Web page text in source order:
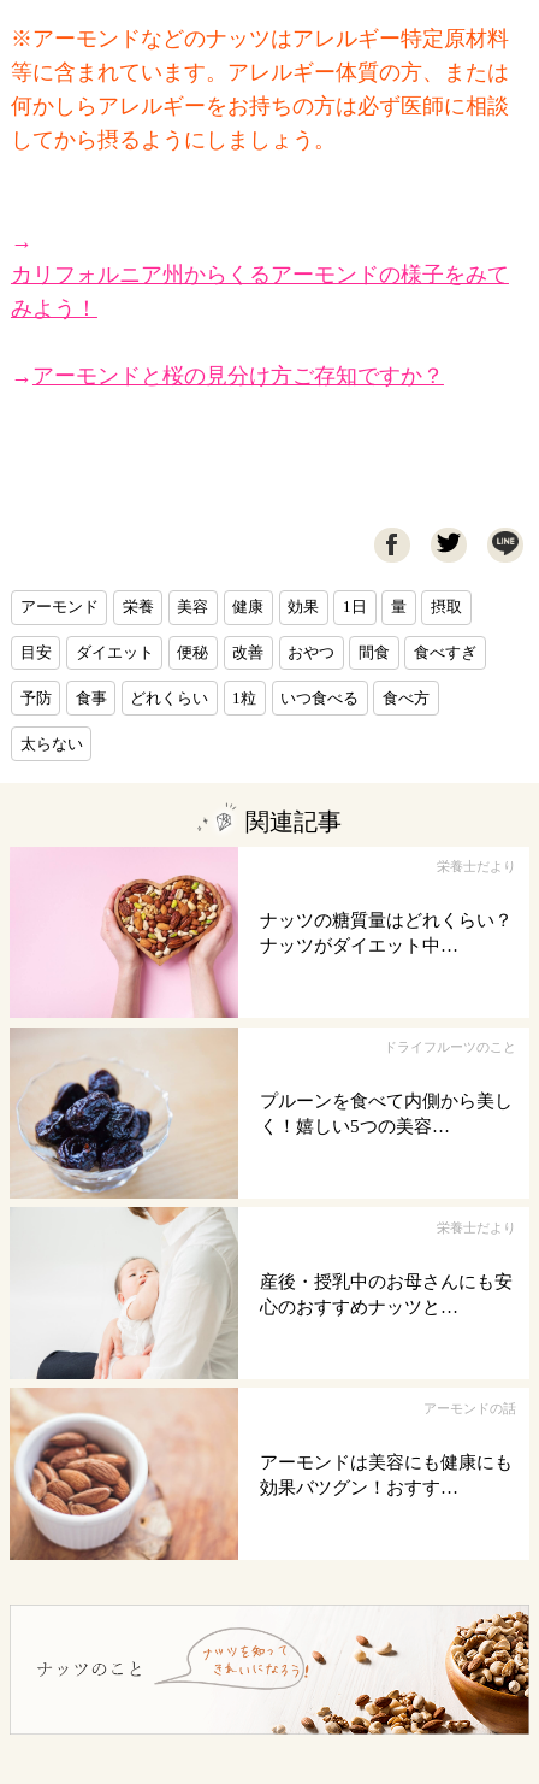
※アーモンドなどのナッツはアレルギー特定原材料
等に含まれています。アレルギー体質の方、または
何かしらアレルギーをお持ちの方は必ず医師に相談
してから摂るようにしましょう。
→
カリフォルニア州からくるアーモンドの様子をみて
みよう！
→ アーモンドと桜の見分け方ご存知ですか？

アーモンド 栄養 美容 健康 効果 1日 量 摂取
目安 ダイエット 便秘 改善 おやつ 間食 食べすぎ
予防 食事 どれくらい 1粒 いつ食べる 食べ方
太らない
関連記事
栄養士だより
ナッツの糖質量はどれくらい？
ナッツがダイエット中…
ドライフルーツのこと
プルーンを食べて内側から美し
く！嬉しい5つの美容…
栄養士だより
産後・授乳中のお母さんにも安
心のおすすめナッツと…
アーモンドの話
アーモンドは美容にも健康にも
効果バツグン！おすす…